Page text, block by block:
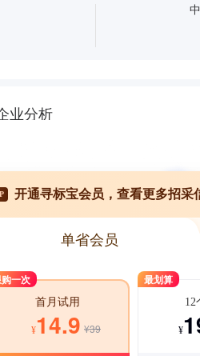
业分析
开通寻标宝会员，查看更多招采
单省会员
一次
首月试用
¥14.9 ¥39
最划算
12
¥